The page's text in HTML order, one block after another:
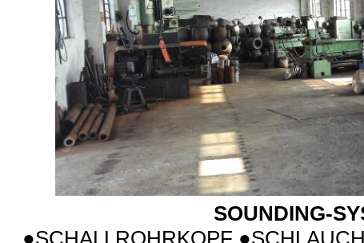
SOUNDING-
●SCHALLROHRKOPF